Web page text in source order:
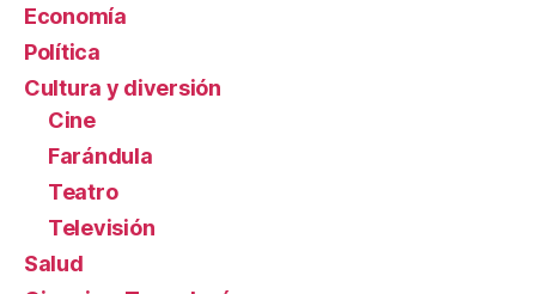
Economía
Política
Cultura y diversión
Cine
Farándula
Teatro
Televisión
Salud